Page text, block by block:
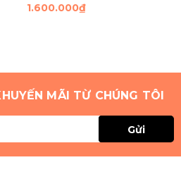
1.600.000₫
MÃI TỪ CHÚNG TÔI
Gửi